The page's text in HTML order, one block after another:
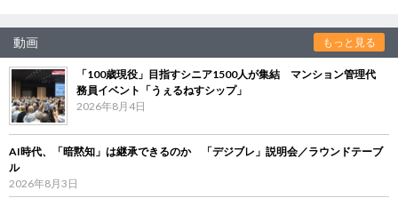
動画 もっと見る
「100歳現役」目指すシニア1500人が集結 マンション管理代
務員イベント「うぇるねすシップ」
2026年8月4日
AI時代、「暗黙知」は継承できるのか 「デジブレ」説明会／ラウンドテーブ
ル
2026年8月3日